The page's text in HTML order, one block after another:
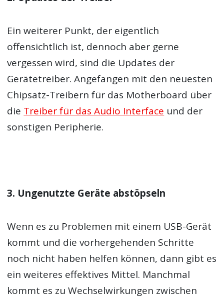
Ein weiterer Punkt, der eigentlich
offensichtlich ist, dennoch aber gerne
vergessen wird, sind die Updates der
Gerätetreiber. Angefangen mit den neuesten
Chipsatz-Treibern für das Motherboard über
die Treiber für das Audio Interface und der
sonstigen Peripherie.
3. Ungenutzte Geräte abstöpseln
Wenn es zu Problemen mit einem USB-Gerät
kommt und die vorhergehenden Schritte
noch nicht haben helfen können, dann gibt es
ein weiteres effektives Mittel. Manchmal
kommt es zu Wechselwirkungen zwischen